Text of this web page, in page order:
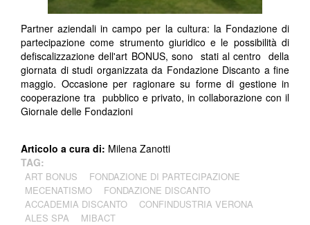
Partner aziendali in campo per la cultura: la Fondazione di
partecipazione come strumento giuridico e le possibilità di
defiscalizzazione dell'art BONUS, sono stati al centro della
giornata di studi organizzata da Fondazione Discanto a fine
maggio. Occasione per ragionare su forme di gestione in
cooperazione tra pubblico e privato, in collaborazione con il
Giornale delle Fondazioni
Articolo a cura di: Milena Zanotti
TAG:
ART BONUS
FONDAZIONE DI PARTECIPAZIONE
MECENATISMO
FONDAZIONE DISCANTO
ACCADEMIA DISCANTO
CONFINDUSTRIA VERONA
ALES SPA
MIBACT